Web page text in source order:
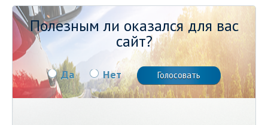
Полезным ли оказался для вас
сайт?
Да Нет